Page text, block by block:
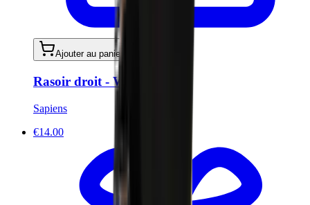
Ajouter au panier
Rasoir droit - Wood Edition
Sapiens
€14.00